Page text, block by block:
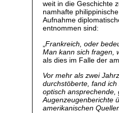
weit in die Geschichte
namhafte
Aufnahme
entnommen sind:
„Frankreich, oder
Man kann sich fragen,
als dies im Falle der
Vor mehr als zwei
durchstöberte, fand
optisch ansprechende,
Augenzeugenberichte
amerikanischen